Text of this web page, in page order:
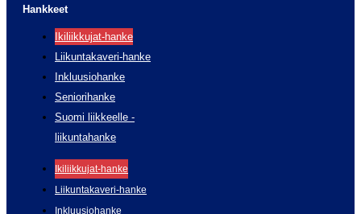
Hankkeet
Ikiliikkujat-hanke
Liikuntakaveri-hanke
Inkluusiohanke
Seniorihanke
Suomi liikkeelle -
liikuntahanke
Ikiliikkujat-hanke
Liikuntakaveri-hanke
Inkluusiohanke